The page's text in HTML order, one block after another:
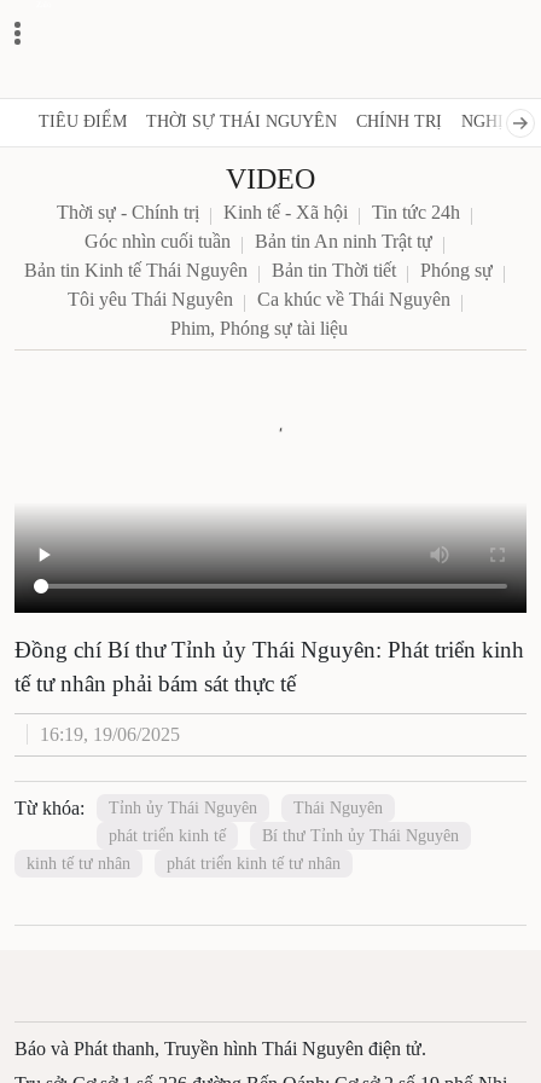
TIÊU ĐIỂM THỜI SỰ THÁI NGUYÊN CHÍNH TRỊ NGHỊ
VIDEO
Thời sự - Chính trị Kinh tế - Xã hội
Tin tức 24h
Góc nhìn cuối tuần
Bản tin An ninh Trật tự
Bản tin Kinh tế Thái Nguyên
Bản tin Thời tiết
Phóng sự
Tôi yêu Thái Nguyên
Ca khúc về Thái Nguyên
Phim, Phóng sự tài liệu
Đồng chí Bí thư Tỉnh ủy Thái Nguyên: Phát
triển kinh tế tư nhân phải bám sát thực tế
16:19, 19/06/2025
Từ khóa: Tỉnh ủy Thái Nguyên
Thái Nguyên
phát triển kinh tế
Bí thư Tỉnh ủy Thái Nguyên
kinh tế tư nhân
Báo và Phát thanh, Truyền hình Thái Nguyên điện tử.